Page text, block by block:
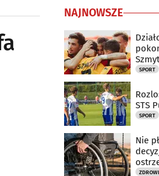
NAJNOWSZE
SPORT
STS
SPORT
Nie